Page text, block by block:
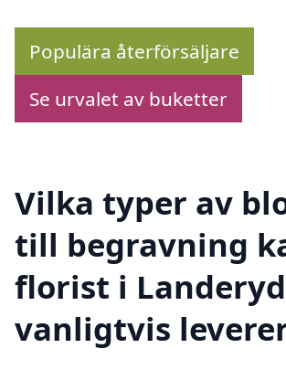
Populära återförsäljare
Se urvalet av buketter
Vilka typer av
till begravning
florist i Landeryd
vanligtvis